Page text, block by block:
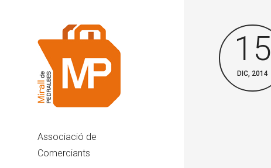
Associació de
Comerciants
15
DIC, 2014